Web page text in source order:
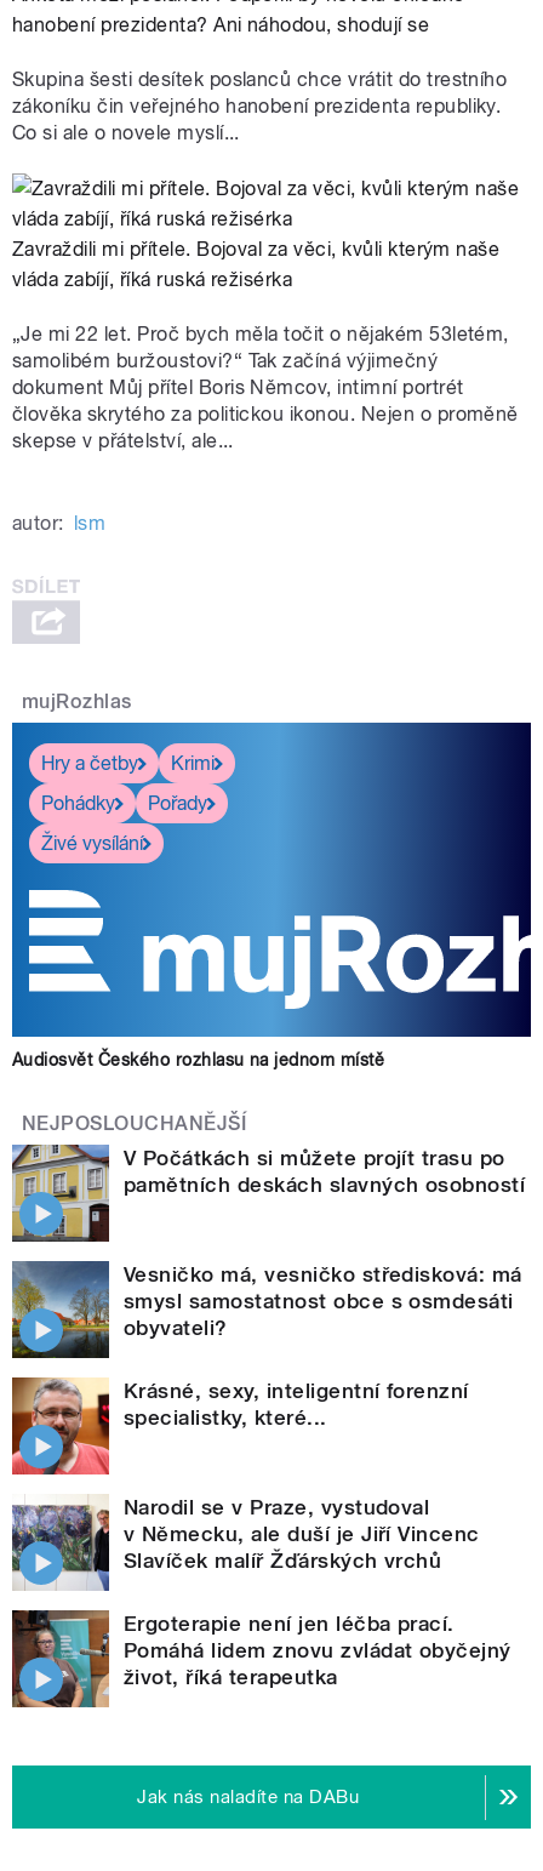
hanobení prezidenta? Ani náhodou, shodují se
Skupina šesti desítek poslanců chce vrátit do trestního
zákoníku čin veřejného hanobení prezidenta republiky.
Co si ale o novele myslí...
Zavraždili mi přítele. Bojoval za věci, kvůli kterým naše
vláda zabíjí, říká ruská režisérka
„Je mi 22 let. Proč bych měla točit o nějakém 53letém,
samolibém buržoustovi?“ Tak začíná výjimečný
dokument Můj přítel Boris Němcov, intimní portrét
člověka skrytého za politickou ikonou. Nejen o proměně
skepse v přátelství, ale...
autor: lsm
mujRozhlas
Hry a četby
Krimi
Pohádky
Pořady
Živé vysílání
Audiosvět Českého rozhlasu na jednom místě
NEJPOSLOUCHANĚJŠÍ
V Počátkách si můžete projít trasu po
pamětních deskách slavných osobností
Vesničko má, vesničko středisková: má
smysl samostatnost obce s osmdesáti
obyvateli?
Krásné, sexy, inteligentní forenzní
specialistky, které...
Narodil se v Praze, vystudoval
v Německu, ale duší je Jiří Vincenc
Slavíček malíř Žďárských vrchů
Ergoterapie není jen léčba prací.
Pomáhá lidem znovu zvládat obyčejný
život, říká terapeutka
Jak nás naladíte na DABu